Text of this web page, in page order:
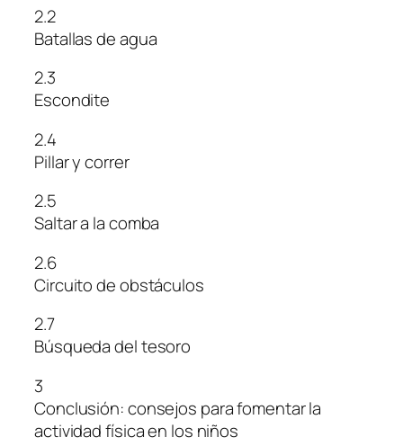
2.2
Batallas de agua
2.3
Escondite
2.4
Pillar y correr
2.5
Saltar a la comba
2.6
Circuito de obstáculos
2.7
Búsqueda del tesoro
3
Conclusión: consejos para fomentar la
actividad física en los niños